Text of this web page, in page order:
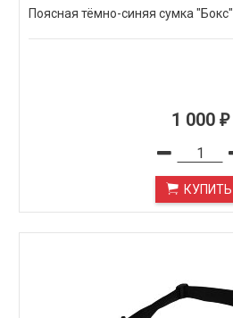
Поясная тёмно-синяя сумка "Бокс"
1 000 ₽
КУПИТЬ